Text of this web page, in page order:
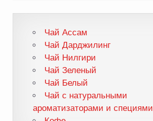
Чай Ассам
Чай Дарджилинг
Чай Нилгири
Чай Зеленый
Чай Белый
Чай с натуральными
ароматизаторами и специями